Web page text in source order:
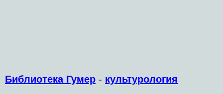
Библиотека Гумер - культурология